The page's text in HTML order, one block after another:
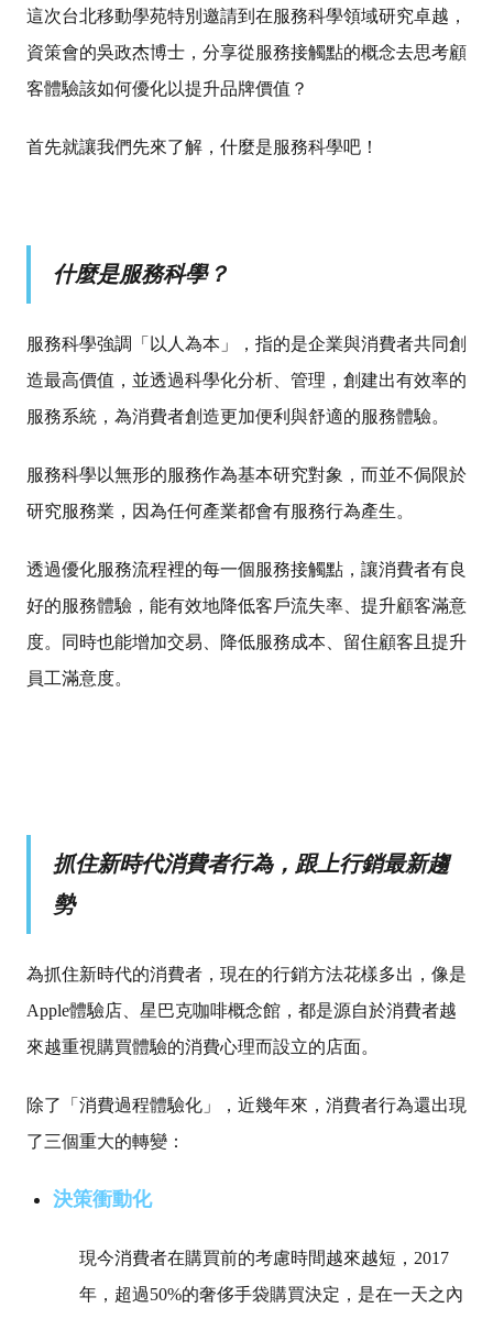
這次台北移動學苑特別邀請到在服務科學領域研究卓越，
資策會的吳政杰博士，分享從服務接觸點的概念去思考顧
客體驗該如何優化以提升品牌價值？
首先就讓我們先來了解，什麼是服務科學吧！
什麼是服務科學？
服務科學強調「以人為本」，指的是企業與消費者共同創
造最高價值，並透過科學化分析、管理，創建出有效率的
服務系統，為消費者創造更加便利與舒適的服務體驗。
服務科學以無形的服務作為基本研究對象，而並不侷限於
研究服務業，因為任何產業都會有服務行為產生。
透過優化服務流程裡的每一個服務接觸點，讓消費者有良
好的服務體驗，能有效地降低客戶流失率、提升顧客滿意
度。同時也能增加交易、降低服務成本、留住顧客且提升
員工滿意度。
抓住新時代消費者行為，跟上行銷最新趨
勢
為抓住新時代的消費者，現在的行銷方法花樣多出，像是
Apple體驗店、星巴克咖啡概念館，都是源自於消費者越
來越重視購買體驗的消費心理而設立的店面。
除了「 消費過程體驗化 」，近幾年來，消費者行為還出現
了三個重大的轉變：
決策衝動化
現今消費者在購買前的考慮時間越來越短，2017
年，超過50%的奢侈手袋購買決定，是在一天之內